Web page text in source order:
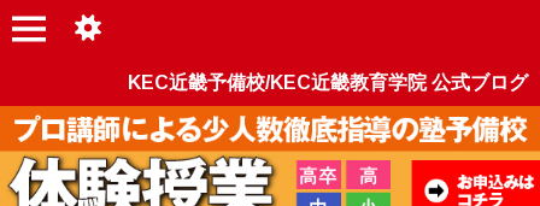
KEC近畿予備校/KEC近畿教育学院 公式ブログ